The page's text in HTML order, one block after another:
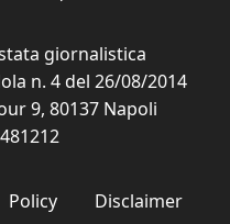
giornalistica
n. 4 del 26/08/2014
9, 80137 Napoli
Policy
Disclaimer